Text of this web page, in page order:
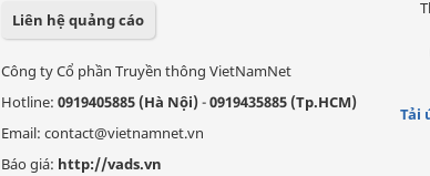
Liên hệ quảng cáo
Công ty Cổ phần Truyền thông VietNamNet
Hotline: 0919405885 (Hà Nội)-0919435885 (Tp.HCM)
Email: contact@vietnamnet.vn
Báo giá: http://vads.vn
Tải